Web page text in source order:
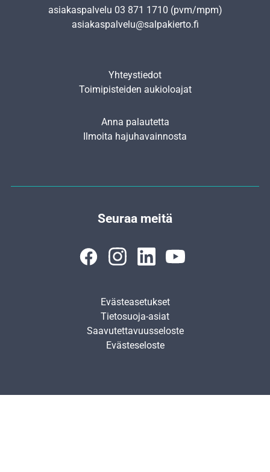
asiakaspalvelu 03 871 1710 (pvm/mpm)
asiakaspalvelu@salpakierto.fi
Yhteystiedot
Toimipisteiden aukioloajat
Anna palautetta
Ilmoita hajuhavainnosta
Seuraa meitä
Evästeasetukset
Tietosuoja-asiat
Saavutettavuusseloste
Evästeseloste